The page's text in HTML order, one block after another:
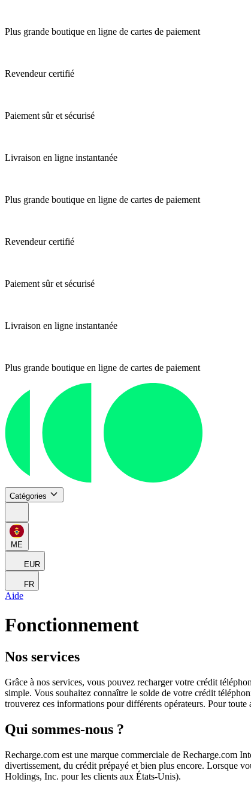
Plus grande boutique en ligne de cartes de paiement
Revendeur certifié
Paiement sûr et sécurisé
Livraison en ligne instantanée
Plus grande boutique en ligne de cartes de paiement
Revendeur certifié
Paiement sûr et sécurisé
Livraison en ligne instantanée
Plus grande boutique en ligne de cartes de paiement
Catégories
ME
EUR
FR
Aide
Fonctionnement
Nos services
Grâce à nos services, vous pouvez recharger votre crédit
simple. Vous souhaitez connaître le solde de votre crédit
trouverez ces informations pour différents opérateurs. Pour toute
Qui sommes-nous ?
Recharge.com est une marque commerciale de Recharge.com
divertissement, du crédit prépayé et bien plus encore. Lorsque
Holdings, Inc. pour les clients aux États-Unis).